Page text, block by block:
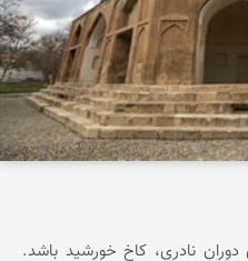
نادری، کاخ خورشید باشد.